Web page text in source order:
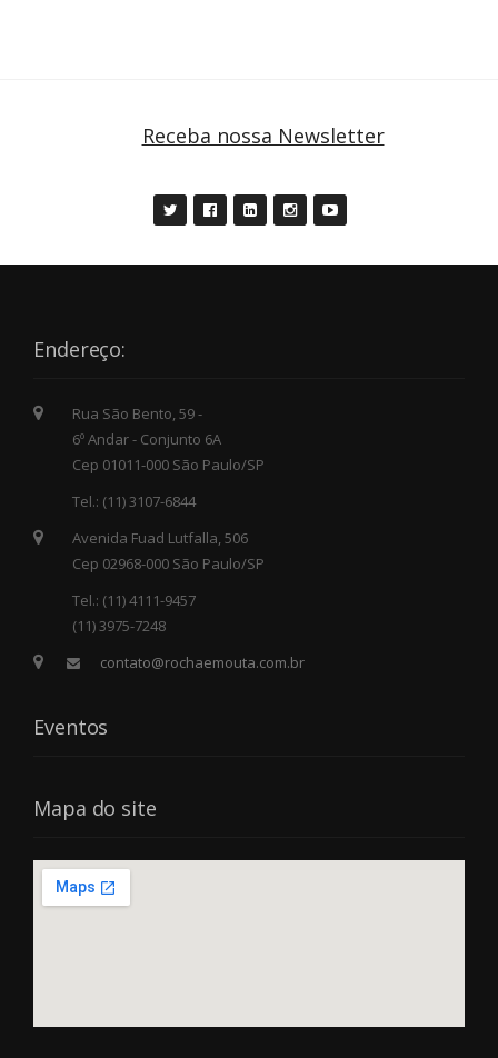
Receba nossa Newsletter
Endereço:
Rua São Bento, 59 -
6º Andar - Conjunto 6A
Cep 01011-000 São Paulo/SP
Tel.: (11) 3107-6844
Avenida Fuad Lutfalla, 506
Cep 02968-000 São Paulo/SP
Tel.: (11) 4111-9457
(11) 3975-7248
contato@rochaemouta.com.br
Eventos
Mapa do site